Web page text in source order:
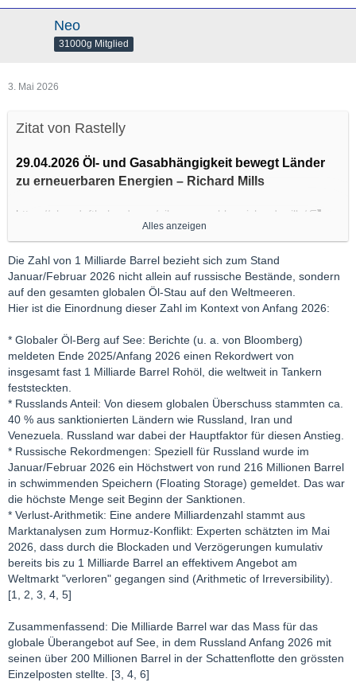
Neo
31000g Mitglied
3. Mai 2026
Zitat von Rastelly
29.04.2026 Öl- und Gasabhängigkeit bewegt Länder
zu erneuerbaren Energien – Richard Mills
https://aheadoftheherd.com/oil…renewables-richard-mills/
Trotz Trumps Versprechen eines schnellen Abzugs hat sich der
Krieg im Iran auf zwei Monate ausgedehnt, wobei die
Schließung der Straße von Hormus den schlimmsten
Ölversorgungsschock seit dem OPEC-Embargo von 1973
verursacht hat.
dem Nahen Osten abhängig sind, haben Schwierigkeiten,
genügend Barrel und Gigajoule zu beschaffen, um ihre
Wirtschaft am Laufen zu halten.
Laut der Zeitung „The Globe and Mail“
die Philippinen die Arbeitswoche für Beamte auf vier Tage
verkürzt, Bangladesch hat Universitäten geschlossen, und
verschiedene Länder haben aufgrund der Energieknappheit
Homeoffice für Staatsbedienstete angeordnet und die
Klimaanlagen in öffentlichen Gebäuden eingeschränkt.
Fluggesellschaften in ganz Asien reduzieren ihre Flugpläne, da
ihnen Kerosin fehlt.
„Viele Länder erkennen jetzt, wie stark sie einem Energieschock
ausgesetzt sind“, sagte Andrew Botterill, globaler Leiter der
Finanzberatung für Energie, Rohstoffe und Industrie bei
Deloitte.
Ed Crooks, stellvertretender Vorsitzender der Amerika-Abteilung
des Rohstoffberatungsunternehmens Wood Mackenzie, erklärt:
der Energiesicherheit geben, genau wie nach dem Einmarsch
Russlands in die Ukraine im Jahr 2022.“
Die Neubewertung dürfte eine Beschleunigung der globalen
Bewegung hin zu Elektrifizierung und Dekarbonisierung mit sich
Alles anzeigen
Die Zahl von 1 Milliarde Barrel bezieht sich zum Stand
Januar/Februar 2026 nicht allein auf russische Bestände, sondern
auf den gesamten globalen Öl-Stau auf den Weltmeeren.
Hier ist die Einordnung dieser Zahl im Kontext von Anfang 2026:
* Globaler Öl-Berg auf See: Berichte (u. a. von Bloomberg)
meldeten Ende 2025/Anfang 2026 einen Rekordwert von
insgesamt fast 1 Milliarde Barrel Rohöl, die weltweit in Tankern
feststeckten.
* Russlands Anteil: Von diesem globalen Überschuss stammten ca.
40 % aus sanktionierten Ländern wie Russland, Iran und
Venezuela. Russland war dabei der Hauptfaktor für diesen Anstieg.
* Russische Rekordmengen: Speziell für Russland wurde im
Januar/Februar 2026 ein Höchstwert von rund 216 Millionen Barrel
in schwimmenden Speichern (Floating Storage) gemeldet. Das war
die höchste Menge seit Beginn der Sanktionen.
* Verlust-Arithmetik: Eine andere Milliardenzahl stammt aus
Marktanalysen zum Hormuz-Konflikt: Experten schätzten im Mai
2026, dass durch die Blockaden und Verzögerungen kumulativ
bereits bis zu 1 Milliarde Barrel an effektivem Angebot am
Weltmarkt "verloren" gegangen sind (Arithmetic of Irreversibility).
[1, 2, 3, 4, 5]
Zusammenfassend: Die Milliarde Barrel war das Mass für das
globale Überangebot auf See, in dem Russland Anfang 2026 mit
seinen über 200 Millionen Barrel in der Schattenflotte den grössten
Einzelposten stellte. [3, 4, 6]